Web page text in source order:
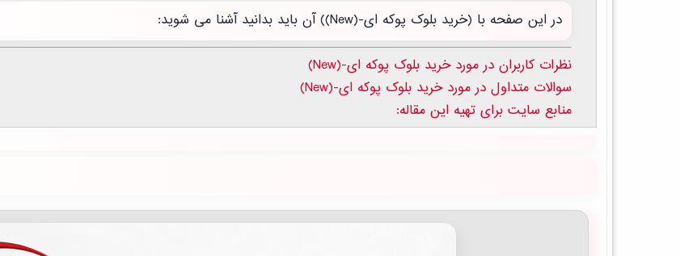
در این صفحه با (خرید بلوک پوکه ای-(New)) آن باید بدانید آشنا می شوید:
نظرات کاربران در مورد خرید بلوک پوکه ای-(New)
سوالات متداول در مورد خرید بلوک پوکه ای-(New)
منابع سایت برای تهیه این مقاله: